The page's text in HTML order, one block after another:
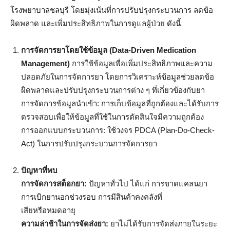
โรงพยาบาลชลบุรี โดยมุ่งเน้นที่การปรับปรุงกระบวนการ ลดข้อ
ผิดพลาด และเพิ่มประสิทธิภาพในการดูแลผู้ป่วย ดังนี้
การจัดการยาโดยใช้ข้อมูล (Data-Driven Medication
Management) การใช้ข้อมูลเพื่อเพิ่มประสิทธิภาพและความ
ปลอดภัยในการจัดการยา โดยการวิเคราะห์ข้อมูลช่วยลดข้อ
ผิดพลาดและปรับปรุงกระบวนการต่าง ๆ ที่เกี่ยวข้องกับยา
การจัดการข้อมูลนำเข้า: การเก็บข้อมูลที่ถูกต้องและได้รับการ
ตรวจสอบเพื่อให้ข้อมูลที่ใช้ในการตัดสินใจมีความถูกต้อง
การออกแบบกระบวนการ: ใช้วงจร PDCA (Plan-Do-Check-
Act) ในการปรับปรุงกระบวนการจัดการยา
ปัญหาที่พบ
การจัดการสต็อกยา: ปัญหาทั่วไป ได้แก่ การขาดแคลนยา
การเบิกยานอกช่วงรอบ การมีสินค้าคงคลังที่
เสียหรือหมดอายุ
ความล่าช้าในการจัดส่งยา: ยาไม่ได้รับการจัดส่งภายในระยะ